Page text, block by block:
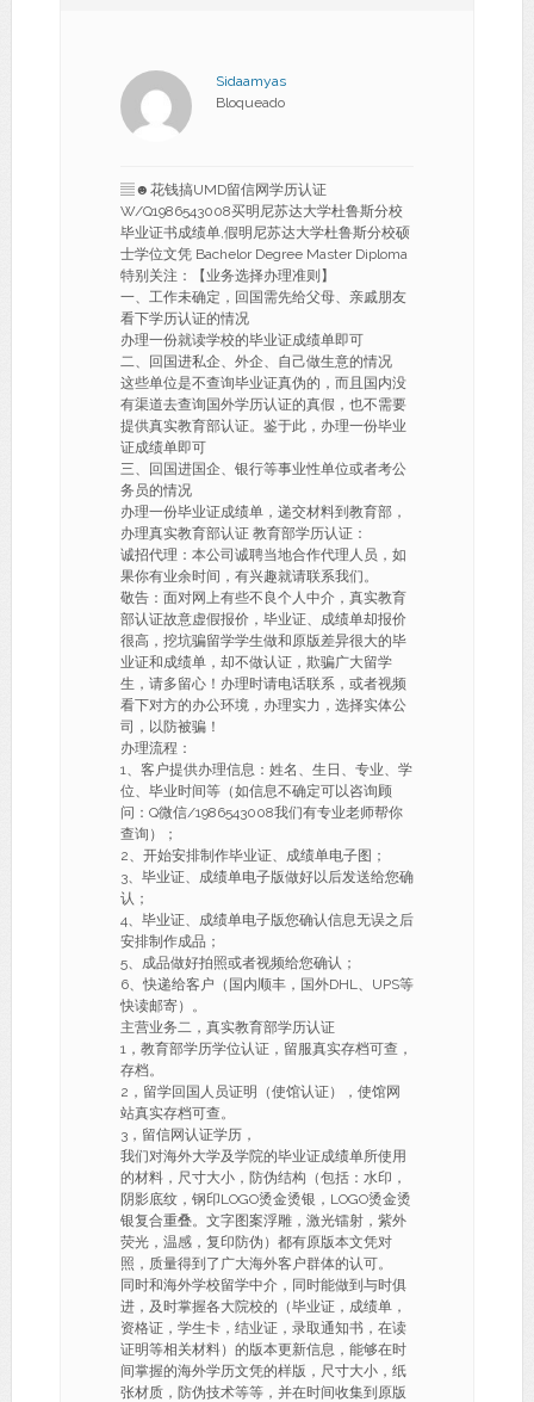
Sidaamyas
Bloqueado
▤☻花钱搞UMD留信网学历认证
W/Q1986543008买明尼苏达大学杜鲁斯分校
毕业证书成绩单,假明尼苏达大学杜鲁斯分校硕
士学位文凭 Bachelor Degree Master Diploma
特别关注：【业务选择办理准则】
一、工作未确定，回国需先给父母、亲戚朋友
看下学历认证的情况
办理一份就读学校的毕业证成绩单即可
二、回国进私企、外企、自己做生意的情况
这些单位是不查询毕业证真伪的，而且国内没
有渠道去查询国外学历认证的真假，也不需要
提供真实教育部认证。鉴于此，办理一份毕业
证成绩单即可
三、回国进国企、银行等事业性单位或者考公
务员的情况
办理一份毕业证成绩单，递交材料到教育部，
办理真实教育部认证 教育部学历认证：
诚招代理：本公司诚聘当地合作代理人员，如
果你有业余时间，有兴趣就请联系我们。
敬告：面对网上有些不良个人中介，真实教育
部认证故意虚假报价，毕业证、成绩单却报价
很高，挖坑骗留学学生做和原版差异很大的毕
业证和成绩单，却不做认证，欺骗广大留学
生，请多留心！办理时请电话联系，或者视频
看下对方的办公环境，办理实力，选择实体公
司，以防被骗！
办理流程：
1、客户提供办理信息：姓名、生日、专业、学
位、毕业时间等（如信息不确定可以咨询顾
问：Q微信/1986543008我们有专业老师帮你
查询）；
2、开始安排制作毕业证、成绩单电子图；
3、毕业证、成绩单电子版做好以后发送给您确
认；
4、毕业证、成绩单电子版您确认信息无误之后
安排制作成品；
5、成品做好拍照或者视频给您确认；
6、快递给客户（国内顺丰，国外DHL、UPS等
快读邮寄）。
主营业务二，真实教育部学历认证
1，教育部学历学位认证，留服真实存档可查，
存档。
2，留学回国人员证明（使馆认证），使馆网
站真实存档可查。
3，留信网认证学历，
我们对海外大学及学院的毕业证成绩单所使用
的材料，尺寸大小，防伪结构（包括：水印，
阴影底纹，钢印LOGO烫金烫银，LOGO烫金烫
银复合重叠。文字图案浮雕，激光镭射，紫外
荧光，温感，复印防伪）都有原版本文凭对
照，质量得到了广大海外客户群体的认可。
同时和海外学校留学中介，同时能做到与时俱
进，及时掌握各大院校的（毕业证，成绩单，
资格证，学生卡，结业证，录取通知书，在读
证明等相关材料）的版本更新信息，能够在时
间掌握的海外学历文凭的样版，尺寸大小，纸
张材质，防伪技术等等，并在时间收集到原版